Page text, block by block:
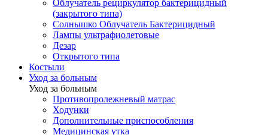
Облучатель рециркулятор бактерицидный
(закрытого типа)
Солнышко Облучатель Бактерицидный
Лампы ультрафиолетовые
Дезар
Открытого типа
Костыли
Уход за больным
Уход за больным
Противопролежневый матрас
Ходунки
Дополнительные приспособления
Медицинская утка